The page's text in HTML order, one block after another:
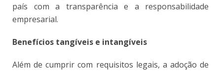
país com a transparência e a responsabilidade
empresarial.
Benefícios tangíveis e intangíveis
Além de cumprir com requisitos legais, a adoção de